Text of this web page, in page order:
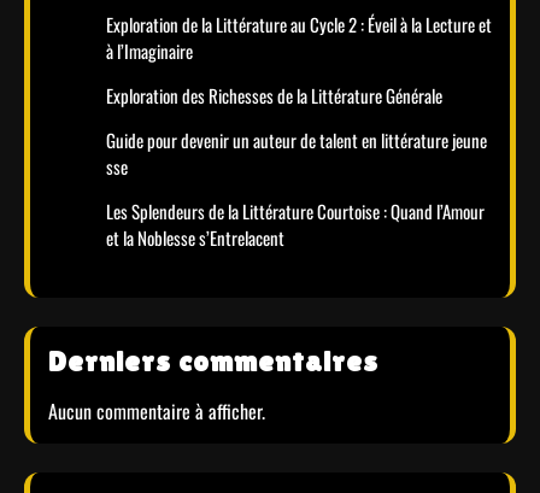
Exploration de la Littérature au Cycle 2 : Éveil à la Lecture et
à l’Imaginaire
Exploration des Richesses de la Littérature Générale
Guide pour devenir un auteur de talent en littérature jeune
sse
Les Splendeurs de la Littérature Courtoise : Quand l’Amour
et la Noblesse s’Entrelacent
Derniers commentaires
Aucun commentaire à afficher.